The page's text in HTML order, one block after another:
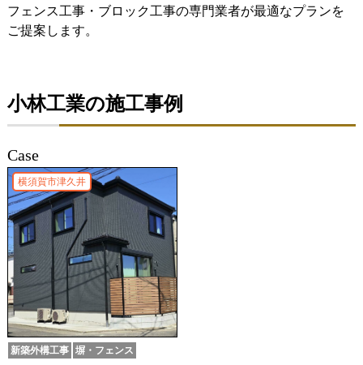
フェンス工事・ブロック工事の専門業者が最適なプランを
ご提案します。
小林工業の施工事例
Case
横須賀市津久井
新築外構工事 塀・フェンス